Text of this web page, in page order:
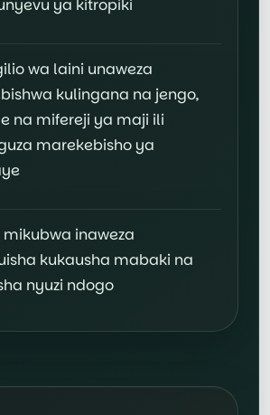
ya kitropiki
wa laini unaweza
kulingana na jengo,
na mifereji ya maji ili
marekebisho ya
mikubwa inaweza
kukausha mabaki na
nyuzi ndogo